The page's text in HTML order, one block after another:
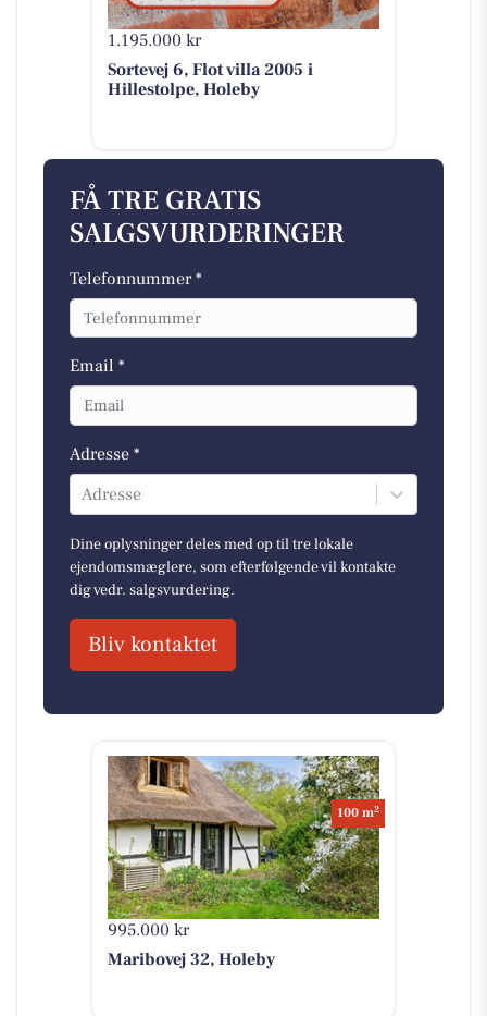
1.195.000 kr
Sortevej 6, Flot villa 2005 i
Hillestolpe, Holeby
FÅ TRE GRATIS
SALGSVURDERINGER
Telefonnummer *
Email *
Adresse *
Adresse
Dine oplysninger deles med op til tre lokale
ejendomsmæglere, som efterfølgende vil kontakte
dig vedr. salgsvurdering.
Bliv kontaktet
995.000 kr
100 m2
Maribovej 32, Holeby